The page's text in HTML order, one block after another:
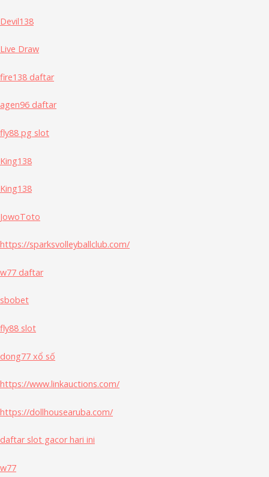
Devil138
Live Draw
fire138 daftar
agen96 daftar
fly88 pg slot
King138
King138
JowoToto
https://sparksvolleyballclub.com/
w77 daftar
sbobet
fly88 slot
dong77 xổ số
https://www.linkauctions.com/
https://dollhousearuba.com/
daftar slot gacor hari ini
w77